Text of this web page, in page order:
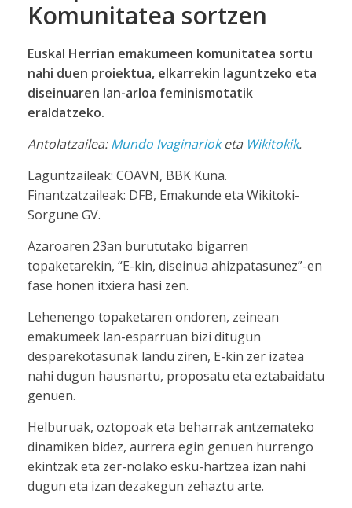
Komunitatea sortzen
Euskal Herrian emakumeen komunitatea sortu
nahi duen proiektua, elkarrekin laguntzeko eta
diseinuaren lan-arloa feminismotatik
eraldatzeko.
Antolatzailea: Mundo Ivaginarioketa Wikitokik.
Laguntzaileak: COAVN, BBK Kuna.
Finantzatzaileak: DFB, Emakunde eta Wikitoki-
Sorgune GV.
Azaroaren 23an burututako bigarren
topaketarekin, “E-kin, diseinua ahizpatasunez”-en
fase honen itxiera hasi zen.
Lehenengo topaketaren ondoren, zeinean
emakumeek lan-esparruan bizi ditugun
desparekotasunak landu ziren, E-kin zer izatea
nahi dugun hausnartu, proposatu eta eztabaidatu
genuen.
Helburuak, oztopoak eta beharrak antzemateko
dinamiken bidez, aurrera egin genuen hurrengo
ekintzak eta zer-nolako esku-hartzea izan nahi
dugun eta izan dezakegun zehaztu arte.